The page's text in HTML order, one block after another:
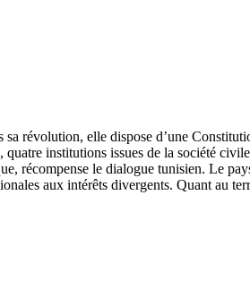
révolution, elle dispose d’une
institutions issues de la société
récompense le dialogue tunisien. Le
aux intérêts divergents. Quant au